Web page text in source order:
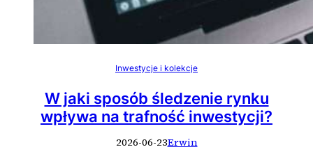
Inwestycje i kolekcje
W jaki sposób śledzenie rynku
wpływa na trafność inwestycji?
2026-06-23Erwin